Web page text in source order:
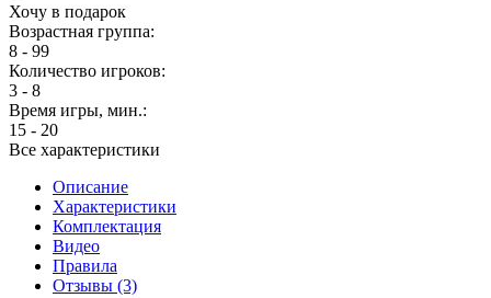
Хочу в подарок
Возрастная группа:
8 - 99
Количество игроков:
3 - 8
Время игры, мин.:
15 - 20
Все характеристики
Описание
Характеристики
Комплектация
Видео
Правила
Отзывы (3)